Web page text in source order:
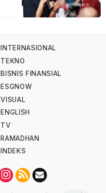
INTERNASIONAL
TEKNO
BISNIS FINANSIAL
ESGNOW
VISUAL
ENGLISH
TV
RAMADHAN
INDEKS